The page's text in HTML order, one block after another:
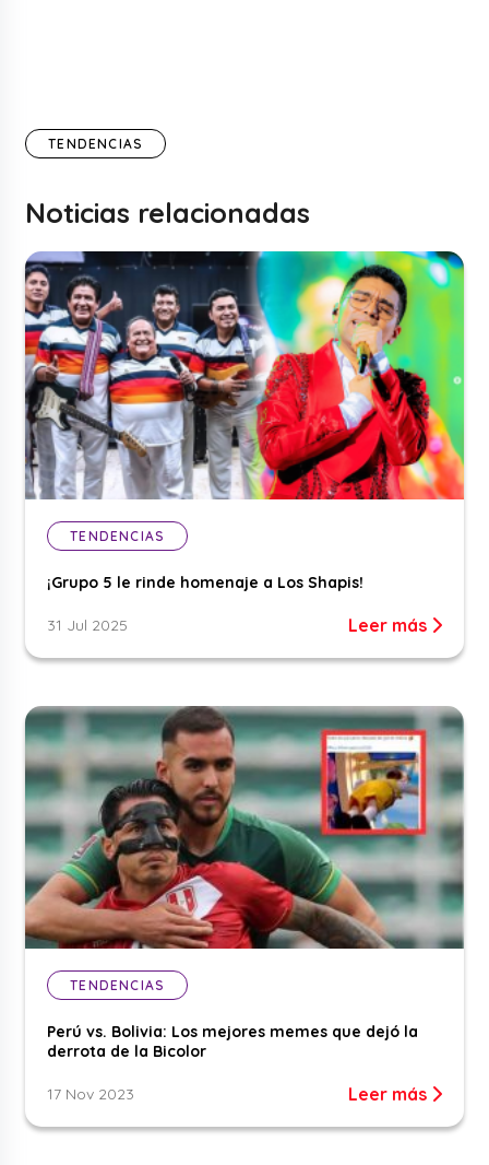
TENDENCIAS
Noticias relacionadas
TENDENCIAS
¡Grupo 5 le rinde homenaje a Los Shapis!
31 Jul 2025 Leer más
TENDENCIAS
Perú vs. Bolivia: Los mejores memes que dejó la
derrota de la Bicolor
17 Nov 2023 Leer más